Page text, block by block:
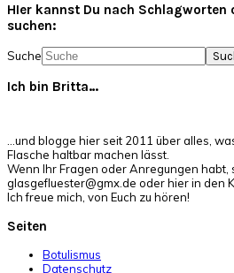
HIer kannst Du nach
suchen:
Suche
Ich bin Britta…
…und blogge hier seit 2011 über alles,
Flasche haltbar machen lässt.
Wenn Ihr Fragen oder Anregungen habt,
glasgefluester@gmx.de oder hier in den
Ich freue mich, von Euch zu hören!
Seiten
Botulismus
Datenschutz